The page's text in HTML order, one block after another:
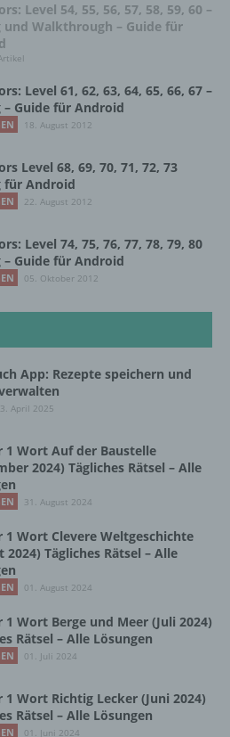
Level 54, 55, 56, 57, 58, 59, 60 –
und Walkthrough – Guide für
Level 61, 62, 63, 64, 65, 66, 67 –
– Guide für Android
18. August 2012
Level 68, 69, 70, 71, 72, 73
für Android
22. August 2012
Level 74, 75, 76, 77, 78, 79, 80
– Guide für Android
05. Oktober 2012
App: Rezepte speichern und
April 2025
1 Wort Auf der Baustelle
2024) Tägliches Rätsel – Alle
31. August 2024
1 Wort Clevere Weltgeschichte
2024) Tägliches Rätsel – Alle
01. August 2024
1 Wort Berge und Meer (Juli 2024)
Rätsel – Alle Lösungen
01. Juli 2024
1 Wort Richtig Lecker (Juni 2024)
Rätsel – Alle Lösungen
01. Juni 2024
/ LocalStorage
teilweise so
und
dient dazu, unser Angebot
und SessionStorage ist
welcher ihr Browser Daten
mobilen Gerät
Textdateien, welche
auf einem
und gespeichert
Verwendung von Cookies,
durch
in Ihrem Browser
und Server verwenden
enthalten eine sogenannte
ID ist eine eindeutige
Sie besteht aus einer
Internetbrowser zugeordnet
das Cookie gespeichert
es den besuchten
den individuellen
Person von anderen
andere Cookies enthalten,
bestimmter Internetbrowser
Cookie-ID wiedererkannt
Cookies kann den Nutzern
Services
die Cookie-Setzung nicht
können die Informationen